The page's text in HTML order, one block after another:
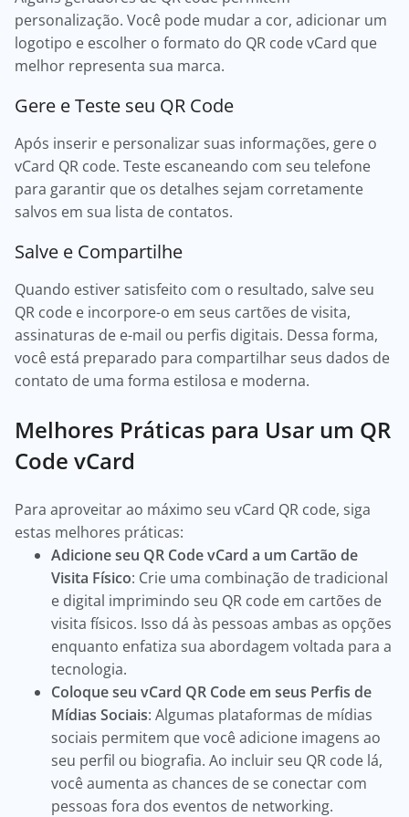
personalização. Você pode mudar a cor, adicionar um
logotipo e escolher o formato do QR code vCard que
melhor representa sua marca.
Gere e Teste seu QR Code
Após inserir e personalizar suas informações, gere o
vCard QR code. Teste escaneando com seu telefone
para garantir que os detalhes sejam corretamente
salvos em sua lista de contatos.
Salve e Compartilhe
Quando estiver satisfeito com o resultado, salve seu
QR code e incorpore-o em seus cartões de visita,
assinaturas de e-mail ou perfis digitais. Dessa forma,
você está preparado para compartilhar seus dados de
contato de uma forma estilosa e moderna.
Melhores Práticas para Usar um QR
Code vCard
Para aproveitar ao máximo seu vCard QR code, siga
estas melhores práticas:
Adicione seu QR Code vCard a um Cartão de
Visita Físico: Crie uma combinação de tradicional
e digital imprimindo seu QR code em cartões de
visita físicos. Isso dá às pessoas ambas as opções
enquanto enfatiza sua abordagem voltada para a
tecnologia.
Coloque seu vCard QR Code em seus Perfis de
Mídias Sociais: Algumas plataformas de mídias
sociais permitem que você adicione imagens ao
seu perfil ou biografia. Ao incluir seu QR code lá,
você aumenta as chances de se conectar com
pessoas fora dos eventos de networking.